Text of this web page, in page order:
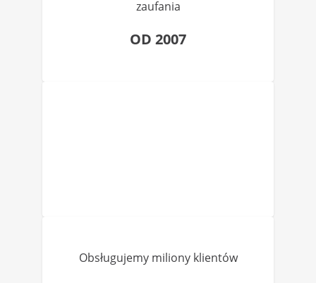
zaufania
OD 2007
Obsługujemy miliony klientów